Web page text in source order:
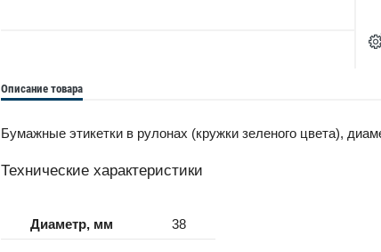
Описание товара
Бумажные этикетки в рулонах (кружки зеленого цвета),
Технические характеристики
Диаметр, мм 38